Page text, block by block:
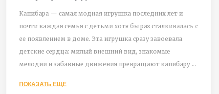
Капибара — самая модная игрушка последних лет и
почти каждая семья с детьми хотя бы раз сталкивалась с
ее появлением в доме. Эта игрушка сразу завоевала
детские сердца: милый внешний вид, знакомые
мелодии и забавные движения превращают капибару в
так нравится именно эта игрушка, чем она отличается от
ПОКАЗАТЬ ЕЩЕ